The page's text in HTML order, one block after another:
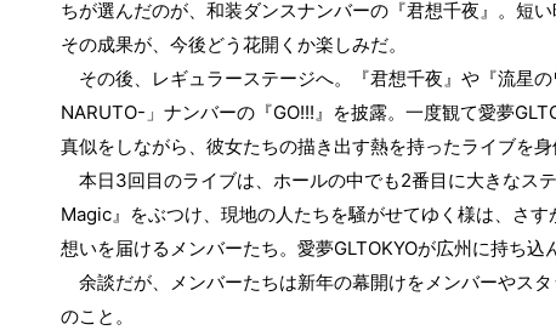
ちが選んだのが、和装ダンスナンバーの『君想千夜』。短
その成果が、今後どう花開くか楽しみだ。
その後、レギュラーステージへ。『君想千夜』や『流星
NARUTO- 」ナンバーの『GO!!! 』を披露。一度観て愛夢
真似をしながら、彼女たちの描き出す熱を持ったライブを身
本日 3回目のライブは、ホールの中でも2番目に大きなス
Magic 』をぶつけ、現地の人たちを騒がせてゆく様は、さ
想いを届けるメンバーたち。愛夢GLTOKYOが広州に持ち込
余談だが、メンバーたちは新年の幕開けをメンバーやス
のこと。